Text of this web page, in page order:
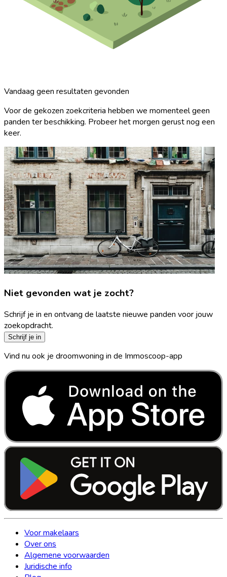
Vandaag geen resultaten gevonden
Voor de gekozen zoekcriteria hebben we momenteel geen
panden ter beschikking. Probeer het morgen gerust nog een
keer.
Niet gevonden wat je zocht?
Schrijf je in en ontvang de laatste nieuwe panden voor jouw
zoekopdracht.
Schrijf je in
Vind nu ook je droomwoning in de Immoscoop-app
Voor makelaars
Over ons
Algemene voorwaarden
Juridische info